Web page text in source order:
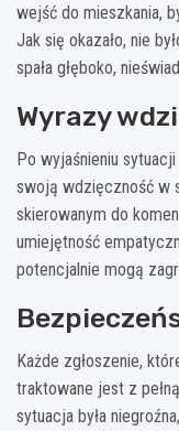
wejść do mieszkania,
Jak się okazało, nie
spała głęboko,
Wyrazy
Po wyjaśnieniu
swoją wdzięczność w
skierowanym do
umiejętność
potencjalnie mogą
Każde zgłoszenie,
traktowane jest z
sytuacja była